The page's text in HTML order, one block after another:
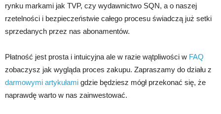
rynku markami jak TVP, czy wydawnictwo SQN, a o naszej
rzetelności i bezpieczeństwie całego procesu świadczą już setki
sprzedanych przez nas abonamentów.
Płatność jest prosta i intuicyjna ale w razie wątpliwości w FAQ
zobaczysz jak wygląda proces zakupu. Zapraszamy do działu z
darmowymi artykułami gdzie będziesz mógł przekonać się, że
naprawdę warto w nas zainwestować.